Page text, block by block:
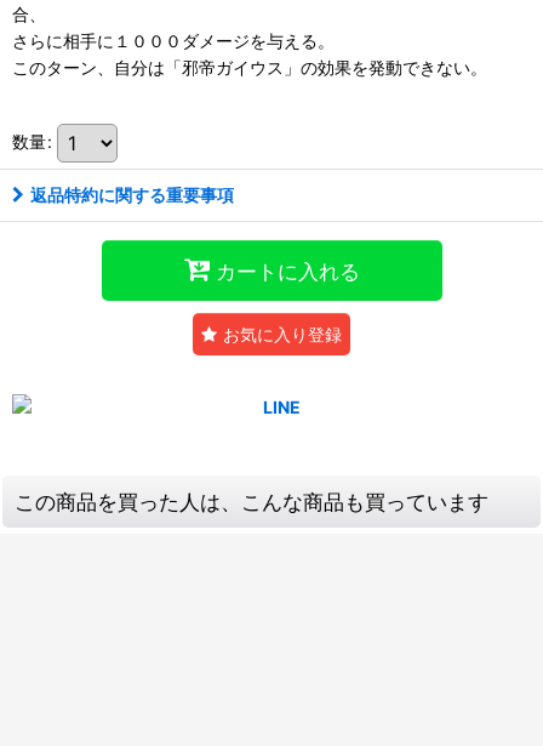
合、
さらに相手に１０００ダメージを与える。
このターン、自分は「邪帝ガイウス」の効果を発動できない。
数量:
返品特約に関する重要事項
カートに入れる
お気に入り登録
この商品を買った人は、こんな商品も買っています